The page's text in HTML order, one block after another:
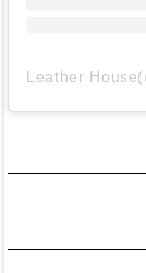
Leather